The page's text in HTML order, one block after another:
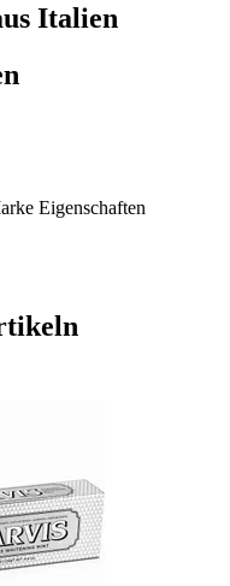
Italien
Eigenschaften